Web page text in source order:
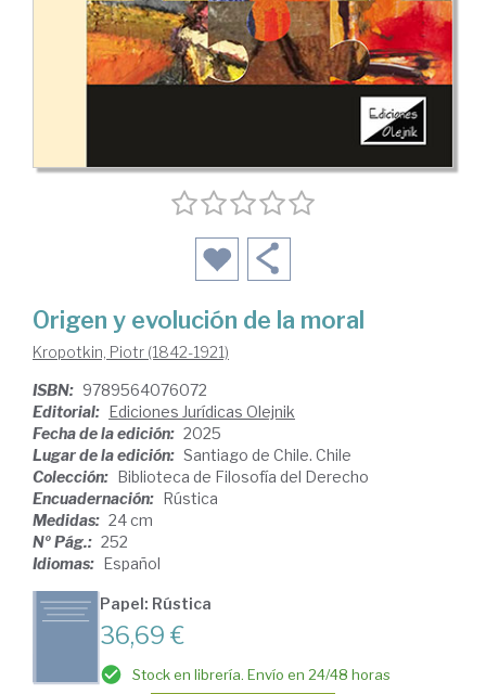
Origen y evolución de la moral
Kropotkin, Piotr (1842-1921)
ISBN: 9789564076072
Editorial:
Ediciones Jurídicas Olejnik
Fecha de la edición: 2025
Lugar de la edición: Santiago de Chile. Chile
Colección:
Biblioteca de Filosofía del Derecho
Encuadernación:
Rústica
Medidas: 24 cm
Nº Pág.: 252
Idiomas:
Español
Papel: Rústica
36,69 €
Stock en librería. Envío en 24/48 horas